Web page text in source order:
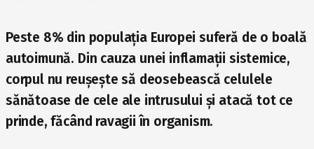
Peste 8% din populația Europei suferă de o boală
autoimună. Din cauza unei inflamații sistemice,
corpul nu reușește să deosebească celulele
sănătoase de cele ale intrusului și atacă tot ce
prinde, făcând ravagii în organism.